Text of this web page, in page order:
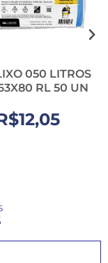
050 LITROS
RL 50 UN